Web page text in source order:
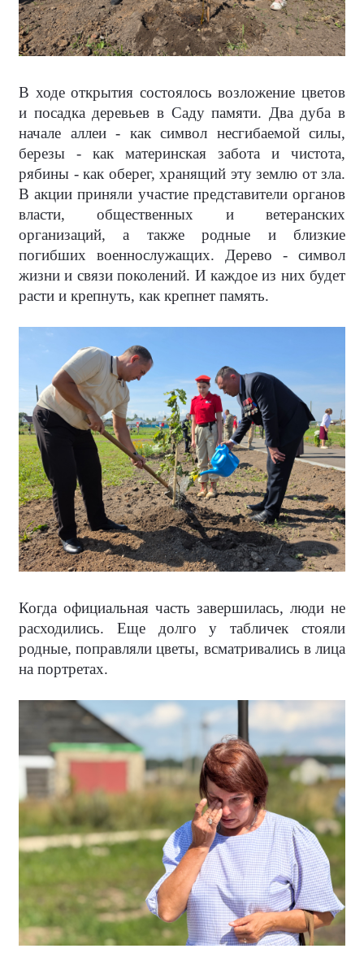
В ходе открытия состоялось возложение цветов
и посадка деревьев в Саду памяти. Два дуба в
начале аллеи - как символ несгибаемой силы,
березы - как материнская забота и чистота,
рябины - как оберег, хранящий эту землю от зла.
В акции приняли участие представители органов
власти, общественных и ветеранских
организаций, а также родные и близкие
погибших военнослужащих. Дерево - символ
жизни и связи поколений. И каждое из них будет
расти и крепнуть, как крепнет память.
Когда официальная часть завершилась, люди не
расходились. Еще долго у табличек стояли
родные, поправляли цветы, всматривались в лица
на портретах.